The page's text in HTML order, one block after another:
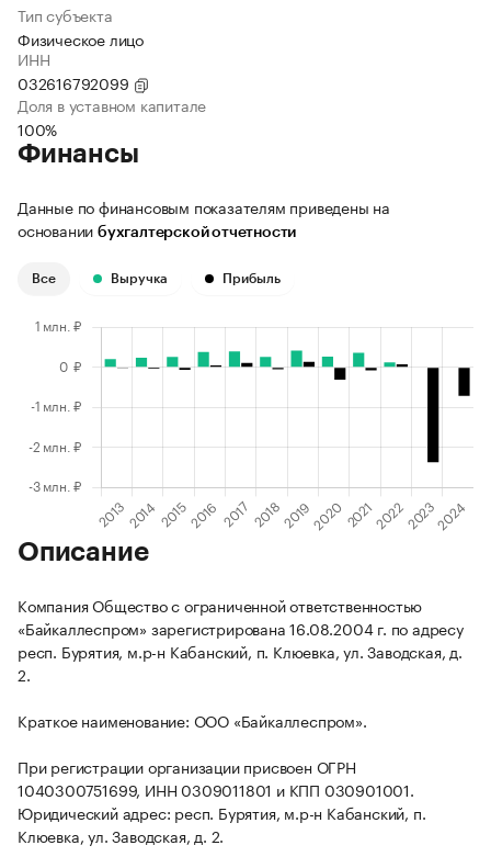
Тип субъекта
Физическое лицо
ИНН
032616792099
Доля в уставном капитале
100%
Финансы
Данные по финансовым показателям приведены на
основании бухгалтерской отчетности
Все Выручка Прибыль
Описание
Компания Общество с ограниченной ответственностью
«Байкаллеспром» зарегистрирована 16.08.2004 г. по адресу
респ. Бурятия, м.р-н Кабанский, п. Клюевка, ул. Заводская, д.
2.
Краткое наименование: ООО «Байкаллеспром».
При регистрации организации присвоен ОГРН
1040300751699, ИНН 0309011801 и КПП 030901001.
Юридический адрес: респ. Бурятия, м.р-н Кабанский, п.
Клюевка, ул. Заводская, д. 2.